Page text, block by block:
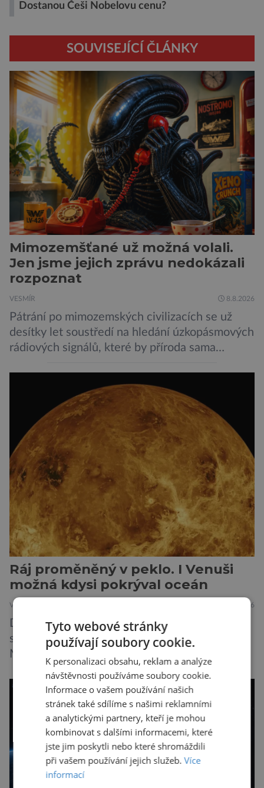
Dostanou Češi Nobelovu cenu?
SOUVISEJÍCÍ ČLÁNKY
Mimozemšťané už možná volali.
Jen jsme jejich zprávu nedokázali
rozpoznat
VESMÍR 8.8.2026
Pátrání po mimozemských civilizacích se už
desítky let soustředí na hledání úzkopásmových
rádiových signálů, které by příroda sama
svazující. Cestou vesmírem se totiž signál může
natolik změnit, že ho naše algoritmy vyhodnotí
jako obyčejný šum. A priori to samozřejmě
neznamená, […]
Ráj proměněný v peklo. I Venuši
možná kdysi pokrýval oceán
VESMÍR 2.8.2026
Dnes je Venuše nejžhavější planetou Sluneční
soustavy, je dokonce teplejší než k Slunci bližší
Merkur. Na jejím povrchu panují teploty kolem
464 °C, atmosféra je více než devadesátkrát
hustší než na Zemi a aby toho nebylo málo, z
oblaků se snáší kapky kyseliny sírové. Zkrátka,
není to prostředí, ve kterém by příčetný člověk
chtěl strávit […]
Tyto webové stránky
používají soubory cookie.
K personalizaci obsahu, reklam a analýze
návštěvnosti používáme soubory cookie.
Informace o vašem používání našich
stránek také sdílíme s našimi reklamními
a analytickými partnery, kteří je mohou
kombinovat s dalšími informacemi, které
jste jim poskytli nebo které shromáždili
při vašem používání jejich služeb.Více
informací